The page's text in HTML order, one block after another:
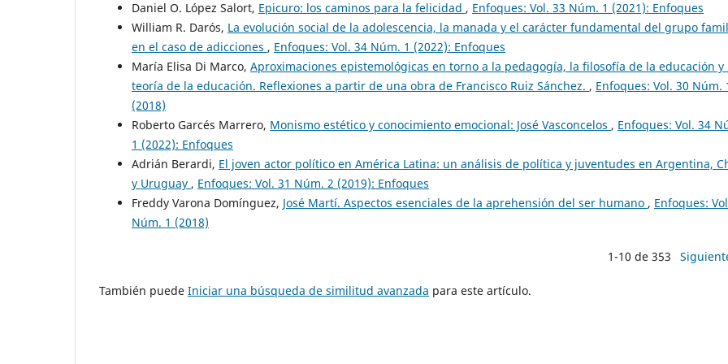
Daniel O. López Salort, Epicuro: los caminos para la felicidad , Enfoques: Vol. 33 Núm. 1 (2021): Enfoques
William R. Darós, La evolución social de la adolescencia, la manada y el carácter fundamental del grupo
en el caso de adicciones , Enfoques: Vol. 34 Núm. 1 (2022): Enfoques
María Elisa Di Marco, Aproximaciones epistemológicas en torno a la pedagogía, la filosofía de la educación y
teoría de la educación. Reflexiones a partir de una obra de Francisco Ruiz Sánchez. , Enfoques: Vol. 30 Núm.
(2018)
Roberto Garcés Marrero, Monismo estético y conocimiento emocional: José Vasconcelos , Enfoques: Vol. 34
1 (2022): Enfoques
Adrián Berardi, El joven actor político en América Latina: un análisis de política y juventudes en Argentina,
y Uruguay , Enfoques: Vol. 31 Núm. 2 (2019): Enfoques
Freddy Varona Domínguez, José Martí. Aspectos esenciales de la aprehensión del ser humano , Enfoques:
Núm. 1 (2018)
1-10 de 353
También puede Iniciar una búsqueda de similitud avanzada para este artículo.